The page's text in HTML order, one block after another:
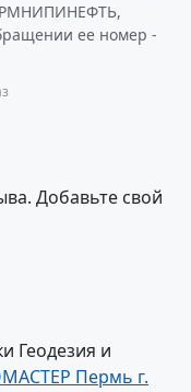
ее номер -
Добавьте свой
Геодезия и
Пермь г.